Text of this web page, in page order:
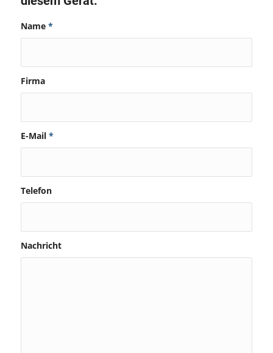
Name *
Firma
E-Mail *
Telefon
Nachricht